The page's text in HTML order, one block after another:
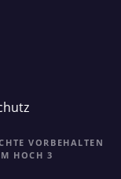
VORBEHALTEN
HOCH 3